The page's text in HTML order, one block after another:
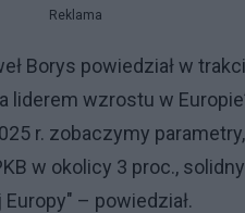
Reklama
Borys powiedział w
wzrostu w
r. zobaczymy
w okolicy 3 proc.,
– powiedział.